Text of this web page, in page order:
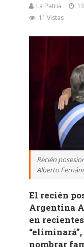
La Patria
11 Vistas
Recién
Alberto
El recién
Argentina
en
nombrar